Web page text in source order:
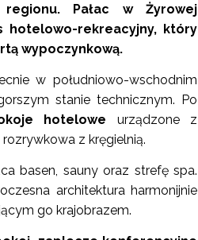
regionu. Pałac w Żyrowej
hotelowo-rekreacyjny, który
wypoczynkową.
w południowo-wschodnim
stanie technicznym. Po
hotelowe urządzone z
z kręgielnią.
basen, sauny oraz strefę spa.
architektura harmonijnie
go krajobrazem.